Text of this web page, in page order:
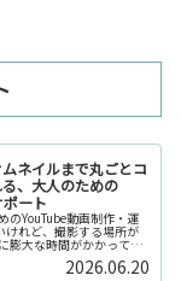
ネイルまで丸ごとコ
、大人のための
ート
のYouTube動画制作・運
けれど、撮影する場所が
膨大な時間がかかって長
で何万円もかかってしま
2026.06.20